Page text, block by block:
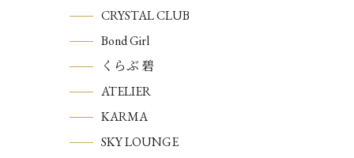
CRYSTAL CLUB
Bond Girl
くらぶ 碧
ATELIER
KARMA
SKY LOUNGE